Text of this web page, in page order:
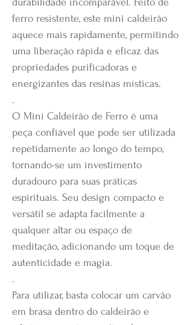
ferro resistente, este mini caldeirão
aquece mais rapidamente, permitindo
uma liberação rápida e eficaz das
propriedades purificadoras e
energizantes das resinas místicas.
.
O Mini Caldeirão de Ferro é uma
peça confiável que pode ser utilizada
repetidamente ao longo do tempo,
tornando-se um investimento
duradouro para suas práticas
espirituais. Seu design compacto e
versátil se adapta facilmente a
qualquer altar ou espaço de
meditação, adicionando um toque de
autenticidade e magia.
.
Para utilizar, basta colocar um carvão
em brasa dentro do caldeirão e